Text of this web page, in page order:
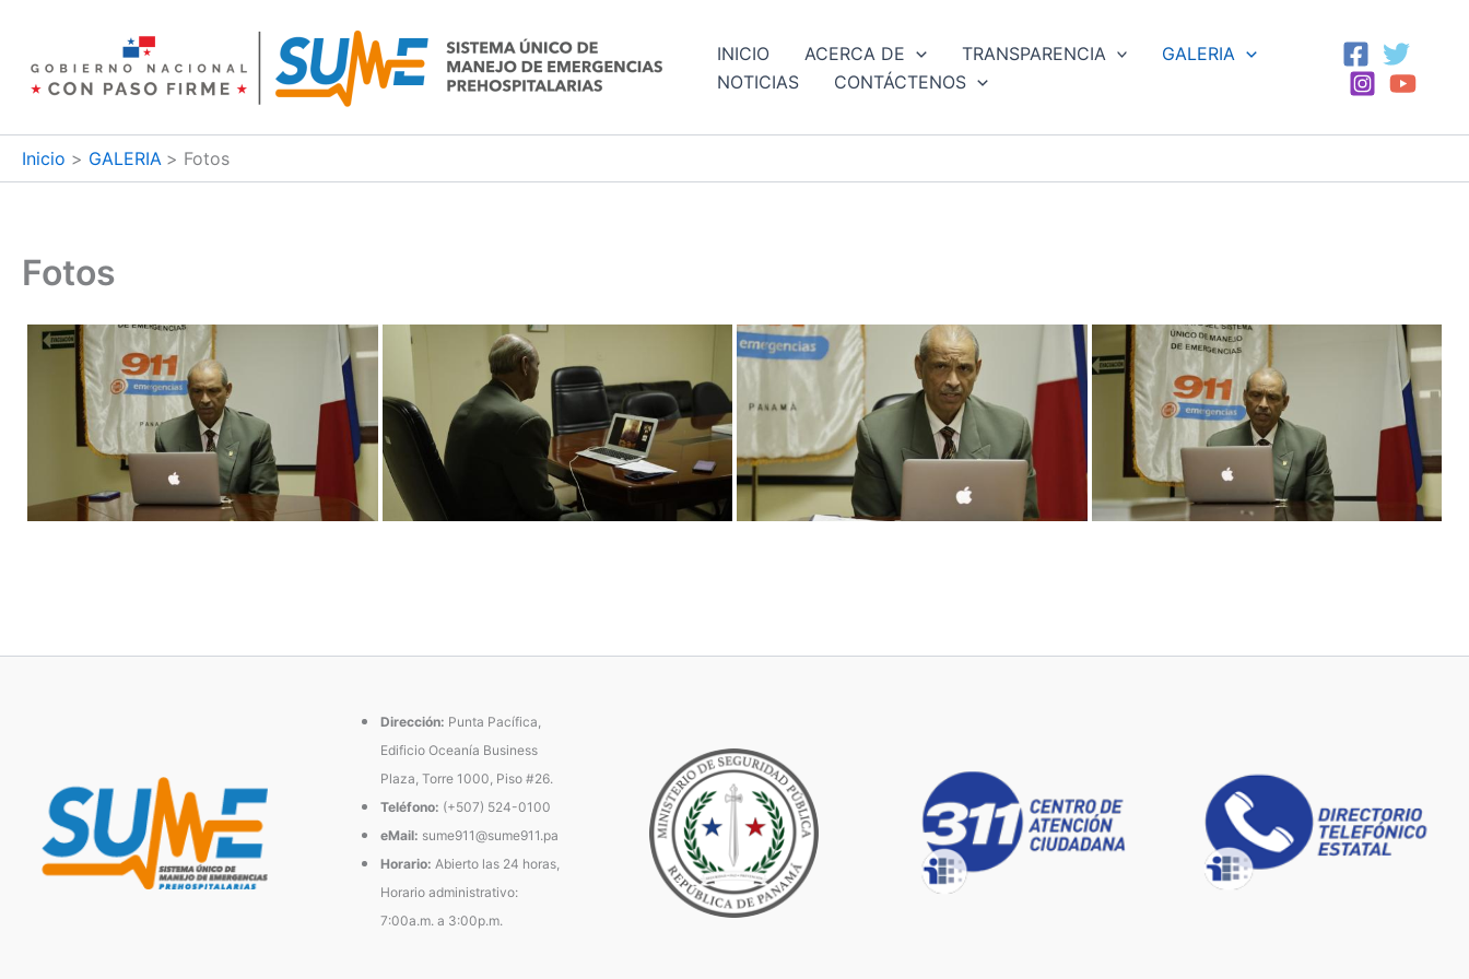
contenido
INICIO ACERCA DE TRANSPARENCIA
GALERIA
NOTICIAS
CONTÁCTENOS
Inicio GALERIA Fotos
Fotos
Dirección: Punta Pacífica,
Edificio Oceanía Business
Plaza, Torre 1000, Piso #26.
Teléfono: (+507) 524-0100
eMail: sume911@sume911.pa
Horario: Abierto las 24 horas,
Horario administrativo:
7:00a.m. a 3:00p.m.